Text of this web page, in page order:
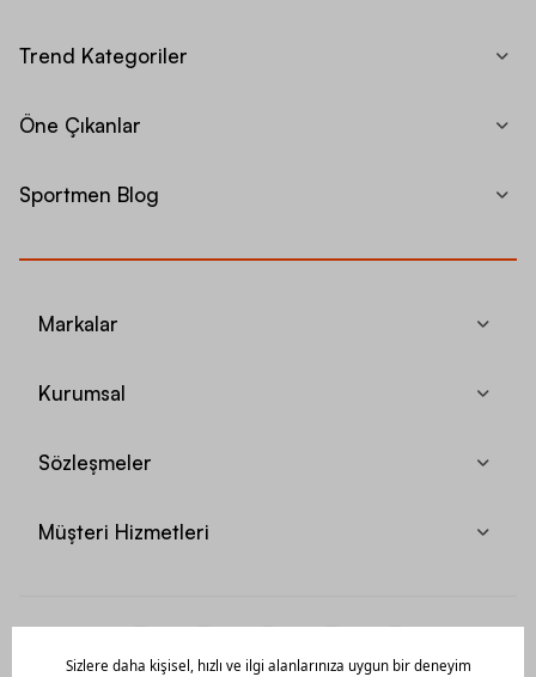
Trend Kategoriler
Öne Çıkanlar
Sportmen Blog
Markalar
Kurumsal
Sözleşmeler
Müşteri Hizmetleri